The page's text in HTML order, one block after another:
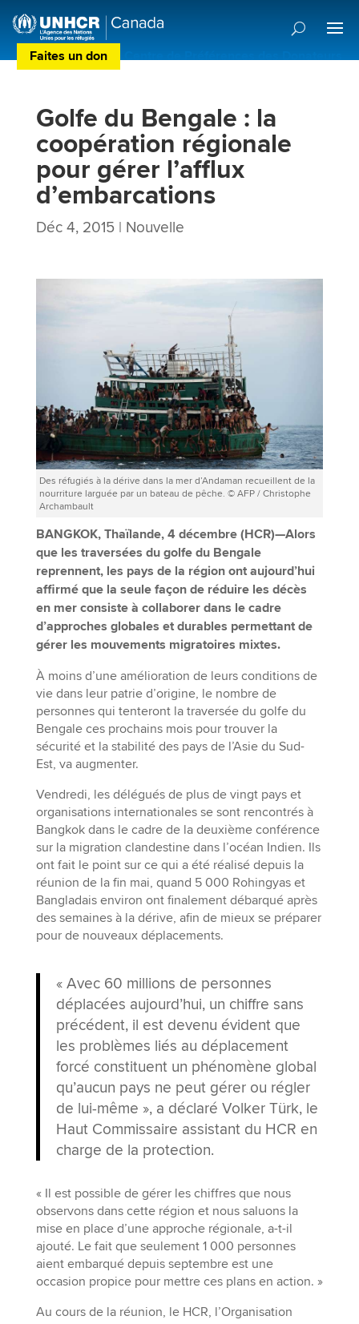
Faites un don Centre de Préférences des Donateurs
Golfe du Bengale : la
coopération régionale
pour gérer l’afflux
d’embarcations
Déc 4, 2015| Nouvelle
Des réfugiés à la dérive dans la mer d’Andaman recueillent de la
nourriture larguée par un bateau de pêche. © AFP / Christophe
Archambault
BANGKOK, Thaïlande, 4 décembre (HCR)—Alors
que les traversées du golfe du Bengale
reprennent, les pays de la région ont aujourd’hui
affirmé que la seule façon de réduire les décès
en mer consiste à collaborer dans le cadre
d’approches globales et durables permettant de
gérer les mouvements migratoires mixtes.
À moins d’une amélioration de leurs conditions de
vie dans leur patrie d’origine, le nombre de
personnes qui tenteront la traversée du golfe du
Bengale ces prochains mois pour trouver la
sécurité et la stabilité des pays de l’Asie du Sud-
Est, va augmenter.
Vendredi, les délégués de plus de vingt pays et
organisations internationales se sont rencontrés à
Bangkok dans le cadre de la deuxième conférence
sur la migration clandestine dans l’océan Indien. Ils
ont fait le point sur ce qui a été réalisé depuis la
réunion de la fin mai, quand 5 000 Rohingyas et
Bangladais environ ont finalement débarqué après
des semaines à la dérive, afin de mieux se préparer
pour de nouveaux déplacements.
« Avec 60 millions de personnes
déplacées aujourd’hui, un chiffre sans
précédent, il est devenu évident que
les problèmes liés au déplacement
forcé constituent un phénomène global
qu’aucun pays ne peut gérer ou régler
de lui-même », a déclaré Volker Türk, le
Haut Commissaire assistant du HCR en
charge de la protection.
« Il est possible de gérer les chiffres que nous
observons dans cette région et nous saluons la
mise en place d’une approche régionale, a-t-il
ajouté. Le fait que seulement 1 000 personnes
aient embarqué depuis septembre est une
occasion propice pour mettre ces plans en action. »
Au cours de la réunion, le HCR, l’Organisation